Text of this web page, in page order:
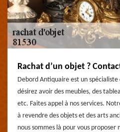
Rachat d’un objet ?
Debord Antiquaire est un spécialiste
désirez avoir des meubles, des
etc. Faites appel à nos services.
à revendre des objets et des arts
nous sommes là pour vous proposer